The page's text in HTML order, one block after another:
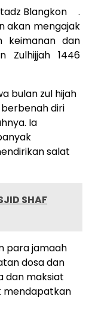
Blangkon .
akan mengajak
keimanan dan
Zulhijjah 1446
bulan zul hijah
diri
Ia
salat
SHAF
para jamaah
dosa dan
dan maksiat
mendapatkan